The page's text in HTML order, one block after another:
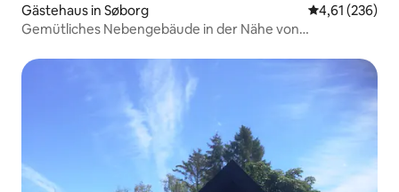
Gästehaus in Søborg
4,61 (236)
Gemütliches Nebengebäude in der Nähe von